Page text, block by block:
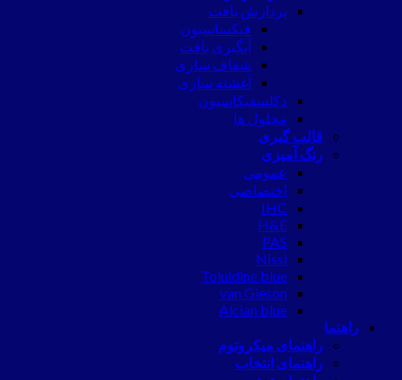
پردازش بافت
فیکساسیون
آبگیری بافت
شفاف سازی
آغشته سازی
دکلسفیکاسیون
محلول ها
قالب گیری
رنگ آمیزی
عمومی
اختصاصی
IHC
H&E
PAS
Nissl
Toluidine blue
van Gieson
Alcian blue
راهنما
راهنمای میکروتوم
راهنمای انتخاب